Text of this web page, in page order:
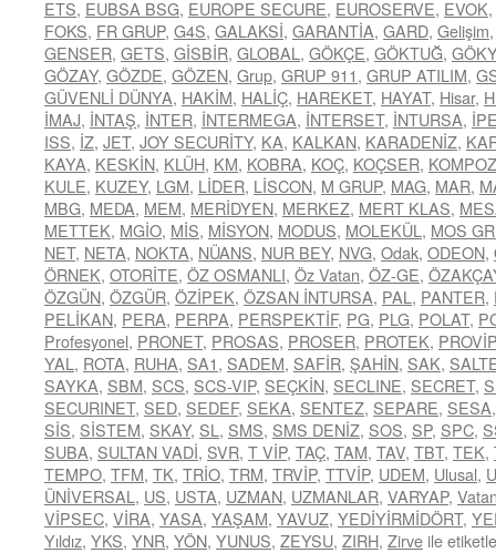
ETS, EUBSA BSG, EUROPE SECURE, EUROSERVE, EVOK,
FOKS, FR GRUP, G4S, GALAKSİ, GARANTİA, GARD, Gelişim
GENSER, GETS, GİSBİR, GLOBAL , GÖKÇE, GÖKTUĞ,
GÖZAY, GÖZDE, GÖZEN, Grup, GRUP 911, GRUP ATILIM,
GÜVENLİ DÜNYA, HAKİM, HALİÇ, HAREKET, HAYAT, Hisar,
İMAJ, İNTAŞ, İNTER, İNTERMEGA, İNTERSET, İNTURSA,
ISS, İZ, JET, JOY SECURİTY, KA, KALKAN, KARADENİZ,
KAYA, KESKİN, KLÜH, KM, KOBRA, KOÇ, KOÇSER,
KULE, KUZEY, LGM, LİDER, LİSCON, M GRUP, MAG, MAR,
MBG, MEDA, MEM, MERİDYEN, MERKEZ, MERT KLAS,
METTEK, MGİO, MİS, MİSYON, MODUS, MOLEKÜL , MOS
NET, NETA, NOKTA, NÜANS, NUR BEY, NVG, Odak, ODEON,
ÖRNEK, OTORİTE, ÖZ OSMANLI, Öz Vatan, ÖZ-GE,
ÖZGÜN, ÖZGÜR, ÖZİPEK, ÖZSAN İNTURSA, PAL , PANTER,
PELİKAN, PERA, PERPA, PERSPEKTİF, PG, PLG, POLAT,
Profesyonel, PRONET, PROSAS, PROSER, PROTEK, PROVİP
YAL , ROTA, RUHA, SA1, SADEM, SAFİR, ŞAHİN, SAK,
SAYKA, SBM, SCS, SCS-VIP, SEÇKİN, SECLINE, SECRET,
SECURINET, SED, SEDEF, SEKA, SENTEZ, SEPARE, SESA
SİS, SİSTEM, SKAY, SL , SMS, SMS DENİZ, SOS, SP, SPC,
SUBA, SULTAN VADİ, SVR, T VİP, TAÇ, TAM, TAV, TBT, TEK,
TEMPO, TFM, TK, TRİO, TRM, TRVİP, TTVİP, UDEM, Ulusal,
ÜNİVERSAL , US, USTA, UZMAN, UZMANLAR, VARYAP,
VİPSEC, VİRA, YASA, YAŞAM, YAVUZ, YEDİYİRMİDÖRT,
Yıldız, YKS, YNR, YÖN, YUNUS, ZEYSU, ZIRH, Zirve ile